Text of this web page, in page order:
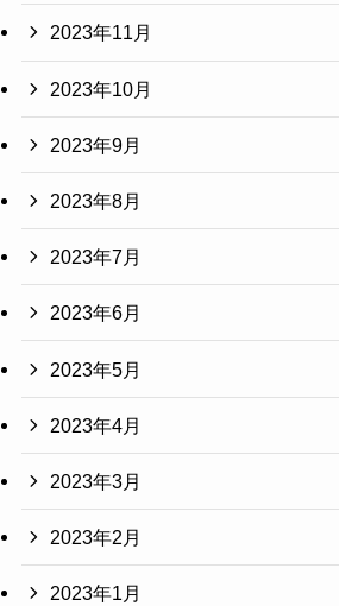
2023年11月
2023年10月
2023年9月
2023年8月
2023年7月
2023年6月
2023年5月
2023年4月
2023年3月
2023年2月
2023年1月